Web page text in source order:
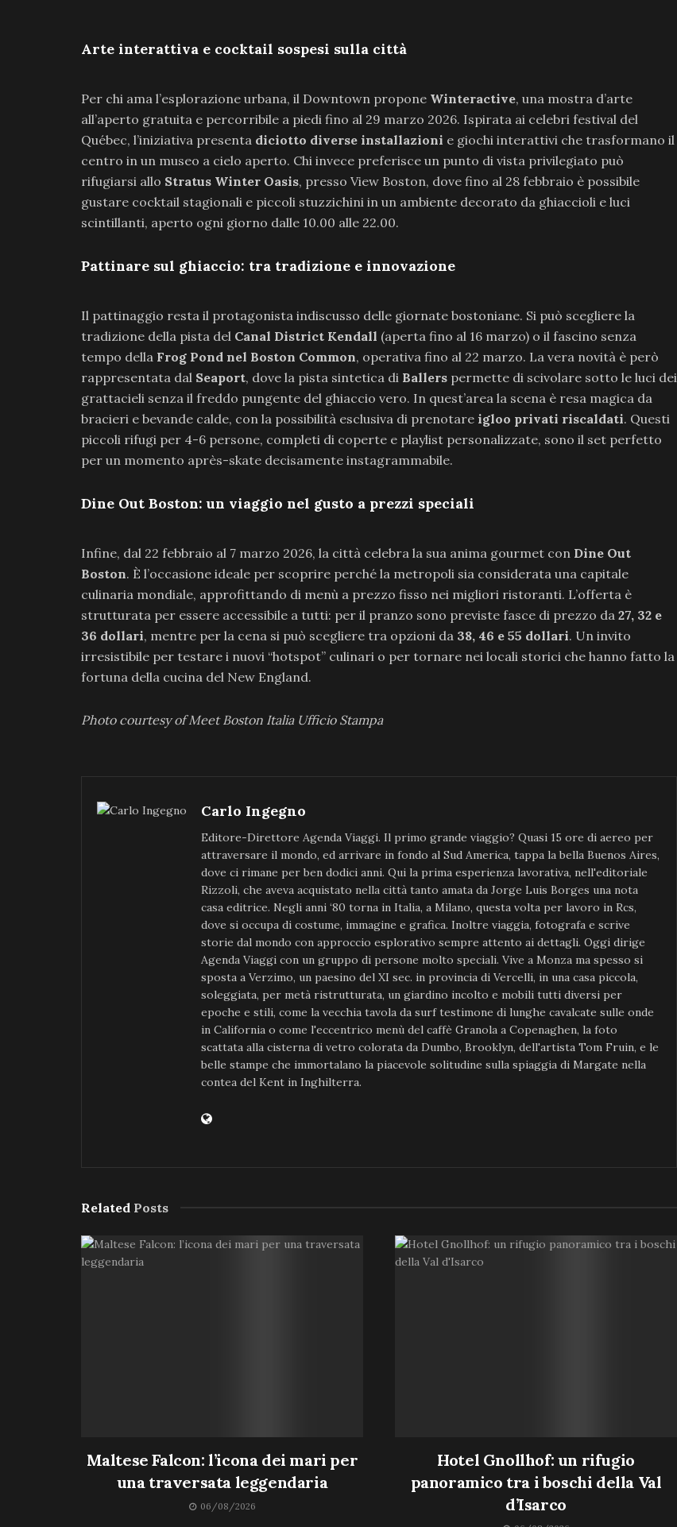
Arte interattiva e cocktail sospesi sulla città
Per chi ama l’esplorazione urbana, il Downtown propone Winteractive, una mostra d’arte
all’aperto gratuita e percorribile a piedi fino al 29 marzo 2026. Ispirata ai celebri festival del
Québec, l’iniziativa presenta diciotto diverse installazioni e giochi interattivi che trasformano il
centro in un museo a cielo aperto. Chi invece preferisce un punto di vista privilegiato può
rifugiarsi allo Stratus Winter Oasis, presso View Boston, dove fino al 28 febbraio è possibile
gustare cocktail stagionali e piccoli stuzzichini in un ambiente decorato da ghiaccioli e luci
scintillanti, aperto ogni giorno dalle 10.00 alle 22.00.
Pattinare sul ghiaccio: tra tradizione e innovazione
Il pattinaggio resta il protagonista indiscusso delle giornate bostoniane. Si può scegliere la
tradizione della pista del Canal District Kendall (aperta fino al 16 marzo) o il fascino senza
tempo della Frog Pond nel Boston Common, operativa fino al 22 marzo. La vera novità è però
rappresentata dal Seaport, dove la pista sintetica di Ballers permette di scivolare sotto le luci dei
grattacieli senza il freddo pungente del ghiaccio vero. In quest’area la scena è resa magica da
bracieri e bevande calde, con la possibilità esclusiva di prenotare igloo privati riscaldati. Questi
piccoli rifugi per 4-6 persone, completi di coperte e playlist personalizzate, sono il set perfetto
per un momento après-skate decisamente instagrammabile.
Dine Out Boston: un viaggio nel gusto a prezzi speciali
Infine, dal 22 febbraio al 7 marzo 2026, la città celebra la sua anima gourmet con Dine Out
Boston. È l’occasione ideale per scoprire perché la metropoli sia considerata una capitale
culinaria mondiale, approfittando di menù a prezzo fisso nei migliori ristoranti. L’offerta è
strutturata per essere accessibile a tutti: per il pranzo sono previste fasce di prezzo da 27, 32 e
36 dollari, mentre per la cena si può scegliere tra opzioni da 38, 46 e 55 dollari. Un invito
irresistibile per testare i nuovi “hotspot” culinari o per tornare nei locali storici che hanno fatto la
fortuna della cucina del New England.
Photo courtesy of Meet Boston Italia Ufficio Stampa
Carlo Ingegno
Editore-Direttore Agenda Viaggi. Il primo grande viaggio? Quasi 15 ore di aereo per
attraversare il mondo, ed arrivare in fondo al Sud America, tappa la bella Buenos Aires,
dove ci rimane per ben dodici anni. Qui la prima esperienza lavorativa, nell'editoriale
Rizzoli, che aveva acquistato nella città tanto amata da Jorge Luis Borges una nota
casa editrice. Negli anni ‘80 torna in Italia, a Milano, questa volta per lavoro in Rcs,
dove si occupa di costume, immagine e grafica. Inoltre viaggia, fotografa e scrive
storie dal mondo con approccio esplorativo sempre attento ai dettagli. Oggi dirige
Agenda Viaggi con un gruppo di persone molto speciali. Vive a Monza ma spesso si
sposta a Verzimo, un paesino del XI sec. in provincia di Vercelli, in una casa piccola,
soleggiata, per metà ristrutturata, un giardino incolto e mobili tutti diversi per
epoche e stili, come la vecchia tavola da surf testimone di lunghe cavalcate sulle onde
in California o come l'eccentrico menù del caffè Granola a Copenaghen, la foto
scattata alla cisterna di vetro colorata da Dumbo, Brooklyn, dell'artista Tom Fruin, e le
belle stampe che immortalano la piacevole solitudine sulla spiaggia di Margate nella
contea del Kent in Inghilterra.
Related Posts
Maltese Falcon: l’icona dei mari per
una traversata leggendaria
06/08/2026
Hotel Gnollhof: un rifugio
panoramico tra i boschi della Val
d’Isarco